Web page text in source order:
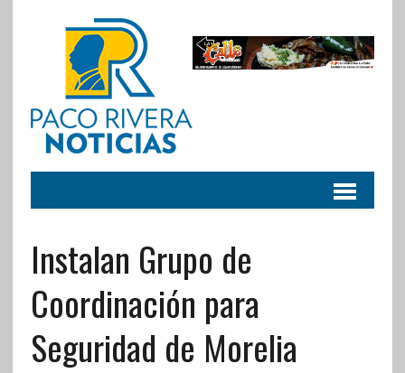
Instalan Grupo de
Coordinación para
Seguridad de Morelia